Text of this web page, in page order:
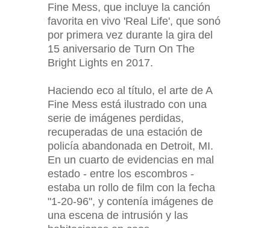
Fine Mess, que incluye la canción
favorita en vivo 'Real Life', que sonó
por primera vez durante la gira del
15 aniversario de Turn On The
Bright Lights en 2017.
Haciendo eco al título, el arte de A
Fine Mess está ilustrado con una
serie de imágenes perdidas,
recuperadas de una estación de
policía abandonada en Detroit, MI.
En un cuarto de evidencias en mal
estado - entre los escombros -
estaba un rollo de film con la fecha
"1-20-96", y contenía imágenes de
una escena de intrusión y las